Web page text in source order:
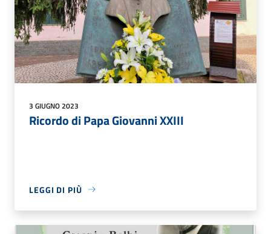
3 GIUGNO 2023
Ricordo di Papa Giovanni XXIII
LEGGI DI PIÙ